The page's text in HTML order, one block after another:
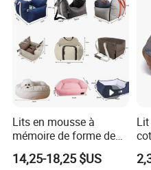
Lits en mousse à
mémoire de forme de
luxe orthopédique sur
mesure en gros pour
14,25-18,25 $US